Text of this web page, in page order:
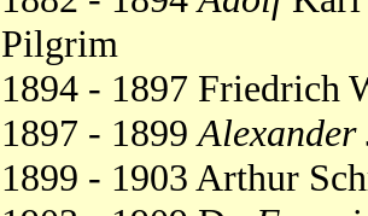
Pilgrim
1894 - 1897 Friedrich
1897 - 1899 Alexander
1899 - 1903 Arthur